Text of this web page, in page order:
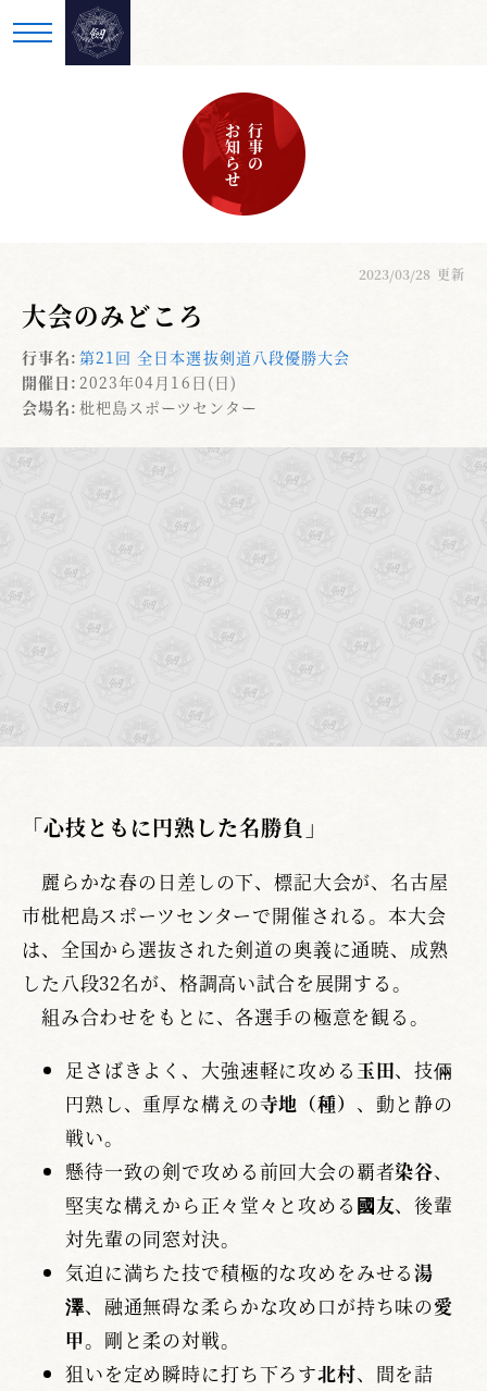
行事の
お知らせ
2023/03/28 更新
大会のみどころ
行事名: 第21回 全日本選抜剣道八段優勝大会
開催日: 2023年04月16日(日)
会場名: 枇杷島スポーツセンター
「心技ともに円熟した名勝負」
麗らかな春の日差しの下、標記大会が、名古屋
市枇杷島スポーツセンターで開催される。本大会
は、全国から選抜された剣道の奥義に通暁、成熟
した八段32名が、格調高い試合を展開する。
組み合わせをもとに、各選手の極意を観る。
足さばきよく、大強速軽に攻める 玉田、技倆
円熟し、重厚な構えの寺地（種） 、動と静の
戦い。
懸待一致の剣で攻める前回大会の覇者染谷、
堅実な構えから正々堂々と攻める 國友、後輩
対先輩の同窓対決。
気迫に満ちた技で積極的な攻めをみせる湯
澤、融通無碍な柔らかな攻め口が持ち味の愛
甲。剛と柔の対戦。
狙いを定め瞬時に打ち下ろす北村、間を詰